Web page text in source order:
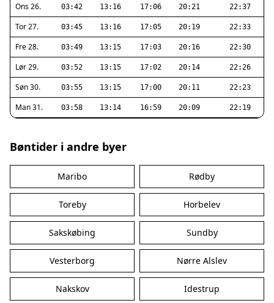
Ons 26. 03:42 13:16 17:06 20:21 22:37
Tor 27. 03:45 13:16 17:05 20:19 22:33
Fre 28. 03:49 13:15 17:03 20:16 22:30
Lør 29. 03:52 13:15 17:02 20:14 22:26
Søn 30. 03:55 13:15 17:00 20:11 22:23
Man 31. 03:58 13:14 16:59 20:09 22:19
Bøntider i andre byer
Maribo Rødby
Toreby Horbelev
Sakskøbing Sundby
Vesterborg Nørre Alslev
Nakskov Idestrup